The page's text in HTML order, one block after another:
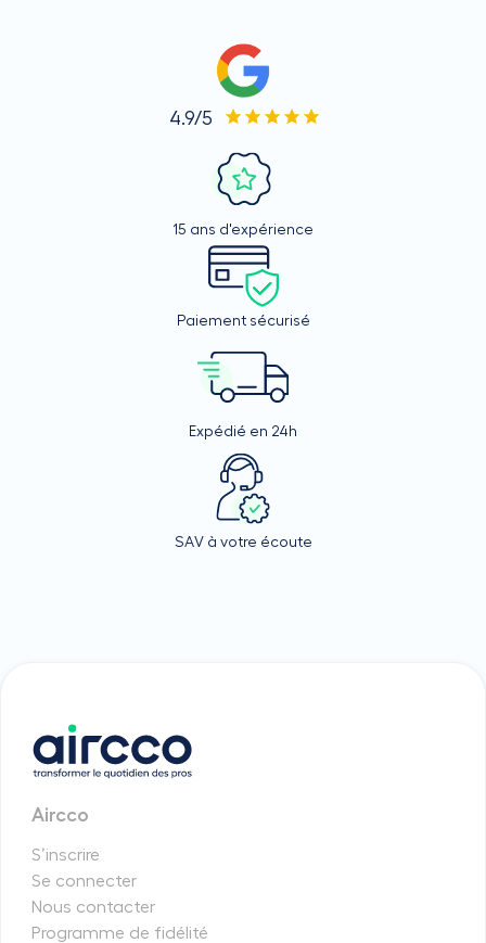
4.9/5
15 ans d'expérience
Paiement sécurisé
Expédié en 24h
SAV à votre écoute
Aircco
S’inscrire
Se connecter
Nous contacter
Programme de fidélité